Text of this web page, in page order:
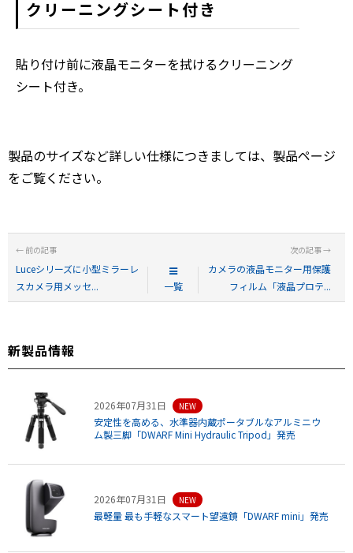
クリーニングシート付き
貼り付け前に液晶モニターを拭けるクリーニング
シート付き。
製品のサイズなど詳しい仕様につきましては、製品ページ
をご覧ください。
Luceシリーズに小型ミラーレ
スカメラ用メッセ...
一覧
カメラの液晶モニター用保護
フィルム「液晶プロテ...
新製品情報
2026年07月31日 NEW
安定性を高める、水準器内蔵ポータブルなアルミニウ
ム製三脚「DWARF Mini Hydraulic Tripod」発売
2026年07月31日 NEW
最軽量 最も手軽なスマート望遠鏡「DWARF mini」発売